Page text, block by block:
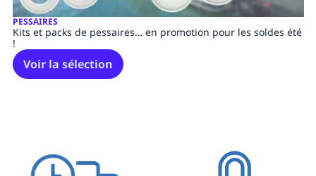
PESSAIRES
Kits et packs de pessaires… en promotion pour les soldes été
!
Voir la sélection